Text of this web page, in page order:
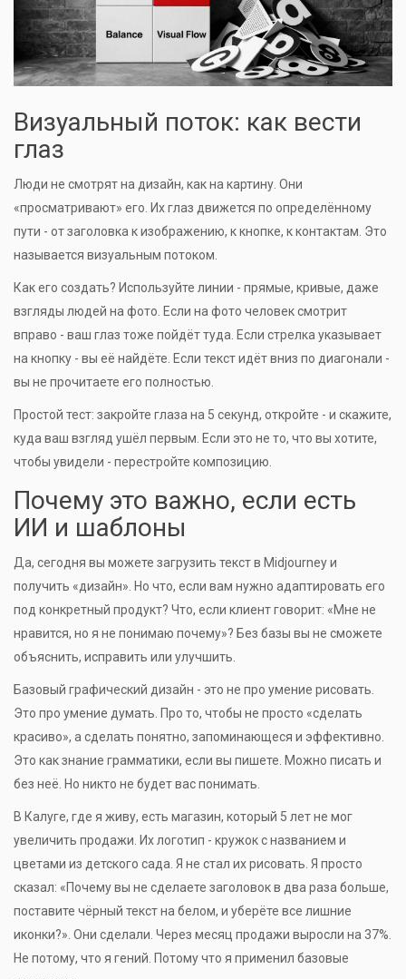
Визуальный поток: как вести
глаз
Люди не смотрят на дизайн, как на картину. Они
«просматривают» его. Их глаз движется по определённому
пути - от заголовка к изображению, к кнопке, к контактам. Это
называется визуальным потоком.
Как его создать? Используйте линии - прямые, кривые, даже
взгляды людей на фото. Если на фото человек смотрит
вправо - ваш глаз тоже пойдёт туда. Если стрелка указывает
на кнопку - вы её найдёте. Если текст идёт вниз по диагонали -
вы не прочитаете его полностью.
Простой тест: закройте глаза на 5 секунд, откройте - и скажите,
куда ваш взгляд ушёл первым. Если это не то, что вы хотите,
чтобы увидели - перестройте композицию.
Почему это важно, если есть
ИИ и шаблоны
Да, сегодня вы можете загрузить текст в Midjourney и
получить «дизайн». Но что, если вам нужно адаптировать его
под конкретный продукт? Что, если клиент говорит: «Мне не
нравится, но я не понимаю почему»? Без базы вы не сможете
объяснить, исправить или улучшить.
Базовый графический дизайн - это не про умение рисовать.
Это про умение думать. Про то, чтобы не просто «сделать
красиво», а сделать понятно, запоминающеся и эффективно.
Это как знание грамматики, если вы пишете. Можно писать и
без неё. Но никто не будет вас понимать.
В Калуге, где я живу, есть магазин, который 5 лет не мог
увеличить продажи. Их логотип - кружок с названием и
цветами из детского сада. Я не стал их рисовать. Я просто
сказал: «Почему вы не сделаете заголовок в два раза больше,
поставите чёрный текст на белом, и уберёте все лишние
иконки?». Они сделали. Через месяц продажи выросли на 37%.
Не потому, что я гений. Потому что я применил базовые